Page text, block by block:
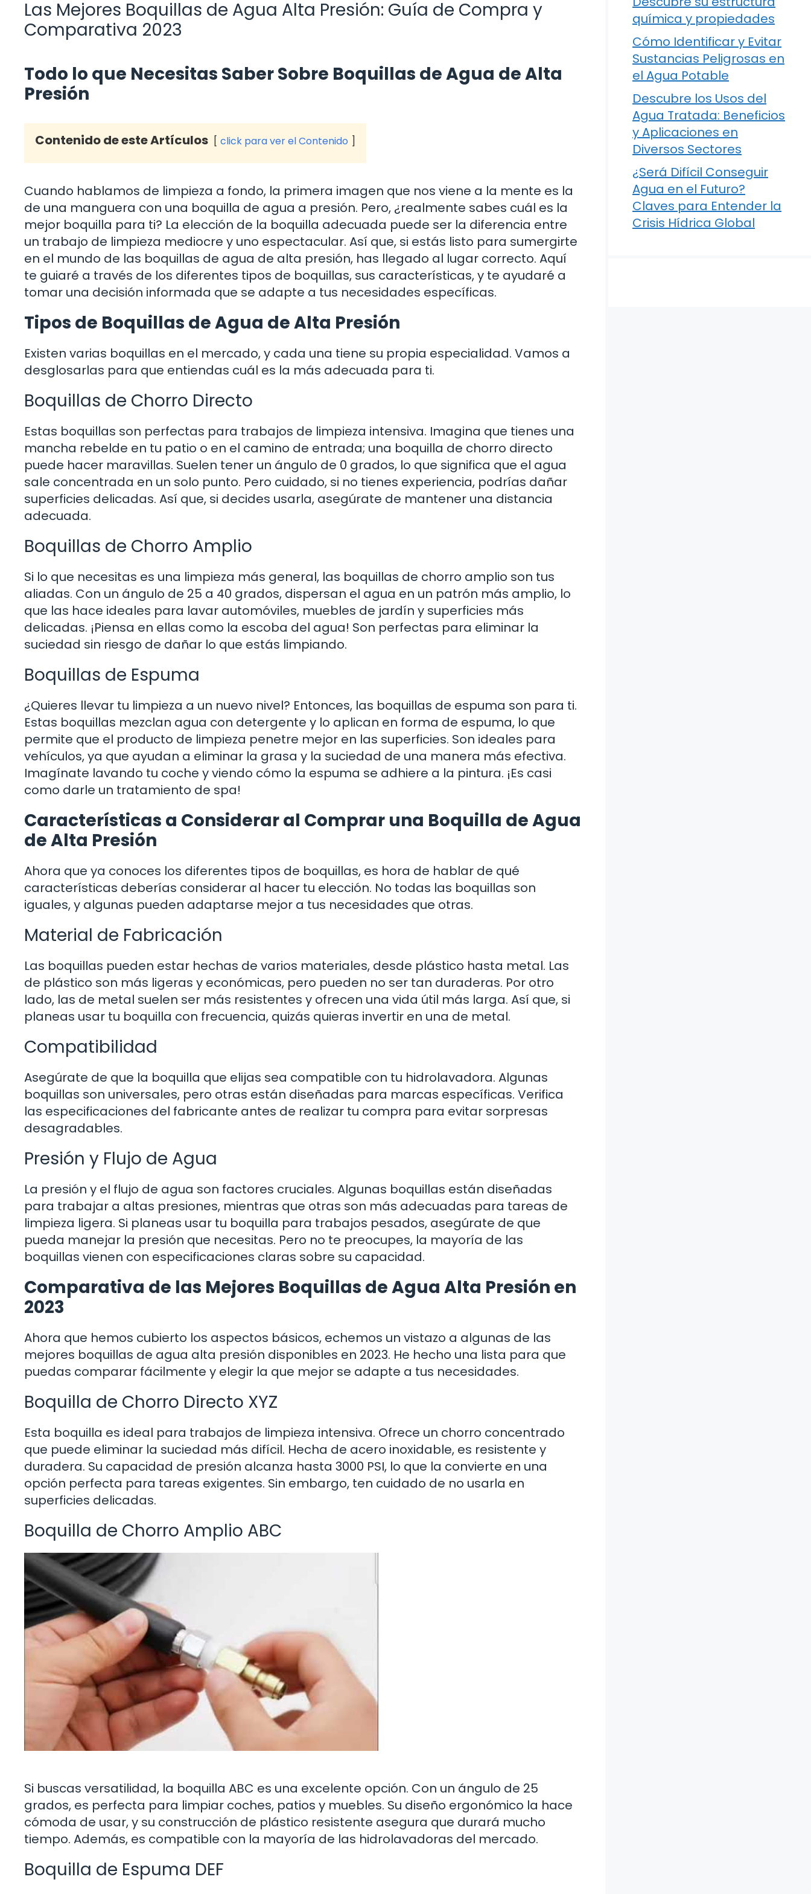
Las Mejores Boquillas de Agua Alta Presión: Guía de Compra y
Comparativa 2023
Todo lo que Necesitas Saber Sobre Boquillas de Agua de Alta
Presión
Contenido de este Artículos click para ver el Contenido
Cuando hablamos de limpieza a fondo, la primera imagen que nos viene a la mente es la
de una manguera con una boquilla de agua a presión. Pero, ¿realmente sabes cuál es la
mejor boquilla para ti? La elección de la boquilla adecuada puede ser la diferencia entre
un trabajo de limpieza mediocre y uno espectacular. Así que, si estás listo para sumergirte
en el mundo de las boquillas de agua de alta presión, has llegado al lugar correcto. Aquí
te guiaré a través de los diferentes tipos de boquillas, sus características, y te ayudaré a
tomar una decisión informada que se adapte a tus necesidades específicas.
Tipos de Boquillas de Agua de Alta Presión
Existen varias boquillas en el mercado, y cada una tiene su propia especialidad. Vamos a
desglosarlas para que entiendas cuál es la más adecuada para ti.
Boquillas de Chorro Directo
Estas boquillas son perfectas para trabajos de limpieza intensiva. Imagina que tienes una
mancha rebelde en tu patio o en el camino de entrada; una boquilla de chorro directo
puede hacer maravillas. Suelen tener un ángulo de 0 grados, lo que significa que el agua
sale concentrada en un solo punto. Pero cuidado, si no tienes experiencia, podrías dañar
superficies delicadas. Así que, si decides usarla, asegúrate de mantener una distancia
adecuada.
Boquillas de Chorro Amplio
Si lo que necesitas es una limpieza más general, las boquillas de chorro amplio son tus
aliadas. Con un ángulo de 25 a 40 grados, dispersan el agua en un patrón más amplio, lo
que las hace ideales para lavar automóviles, muebles de jardín y superficies más
delicadas. ¡Piensa en ellas como la escoba del agua! Son perfectas para eliminar la
suciedad sin riesgo de dañar lo que estás limpiando.
Boquillas de Espuma
¿Quieres llevar tu limpieza a un nuevo nivel? Entonces, las boquillas de espuma son para ti.
Estas boquillas mezclan agua con detergente y lo aplican en forma de espuma, lo que
permite que el producto de limpieza penetre mejor en las superficies. Son ideales para
vehículos, ya que ayudan a eliminar la grasa y la suciedad de una manera más efectiva.
Imagínate lavando tu coche y viendo cómo la espuma se adhiere a la pintura. ¡Es casi
como darle un tratamiento de spa!
Características a Considerar al Comprar una Boquilla de Agua
de Alta Presión
Ahora que ya conoces los diferentes tipos de boquillas, es hora de hablar de qué
características deberías considerar al hacer tu elección. No todas las boquillas son
iguales, y algunas pueden adaptarse mejor a tus necesidades que otras.
Material de Fabricación
Las boquillas pueden estar hechas de varios materiales, desde plástico hasta metal. Las
de plástico son más ligeras y económicas, pero pueden no ser tan duraderas. Por otro
lado, las de metal suelen ser más resistentes y ofrecen una vida útil más larga. Así que, si
planeas usar tu boquilla con frecuencia, quizás quieras invertir en una de metal.
Compatibilidad
Asegúrate de que la boquilla que elijas sea compatible con tu hidrolavadora. Algunas
boquillas son universales, pero otras están diseñadas para marcas específicas. Verifica
las especificaciones del fabricante antes de realizar tu compra para evitar sorpresas
desagradables.
Presión y Flujo de Agua
La presión y el flujo de agua son factores cruciales. Algunas boquillas están diseñadas
para trabajar a altas presiones, mientras que otras son más adecuadas para tareas de
limpieza ligera. Si planeas usar tu boquilla para trabajos pesados, asegúrate de que
pueda manejar la presión que necesitas. Pero no te preocupes, la mayoría de las
boquillas vienen con especificaciones claras sobre su capacidad.
Comparativa de las Mejores Boquillas de Agua Alta Presión en
2023
Ahora que hemos cubierto los aspectos básicos, echemos un vistazo a algunas de las
mejores boquillas de agua alta presión disponibles en 2023. He hecho una lista para que
puedas comparar fácilmente y elegir la que mejor se adapte a tus necesidades.
Boquilla de Chorro Directo XYZ
Esta boquilla es ideal para trabajos de limpieza intensiva. Ofrece un chorro concentrado
que puede eliminar la suciedad más difícil. Hecha de acero inoxidable, es resistente y
duradera. Su capacidad de presión alcanza hasta 3000 PSI, lo que la convierte en una
opción perfecta para tareas exigentes. Sin embargo, ten cuidado de no usarla en
superficies delicadas.
Boquilla de Chorro Amplio ABC
Si buscas versatilidad, la boquilla ABC es una excelente opción. Con un ángulo de 25
grados, es perfecta para limpiar coches, patios y muebles. Su diseño ergonómico la hace
cómoda de usar, y su construcción de plástico resistente asegura que durará mucho
tiempo. Además, es compatible con la mayoría de las hidrolavadoras del mercado.
Boquilla de Espuma DEF
química y propiedades
Cómo Identificar y Evitar
Sustancias Peligrosas en
el Agua Potable
Descubre los Usos del
Agua Tratada: Beneficios
y Aplicaciones en
Diversos Sectores
¿Será Difícil Conseguir
Agua en el Futuro?
Claves para Entender la
Crisis Hídrica Global